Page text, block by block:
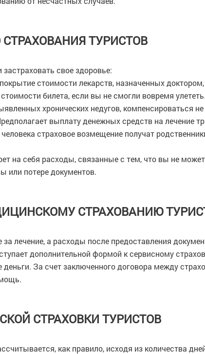
ТУРИСТОВ
свое здоровье:
стоимости лекарств, назначенных
билета, если вы не смогли вовремя
хронических недугов, компенсироваться не
выплату денежных средств на лечение
страховое возмещение получат
на себя расходы, связанные с тем, что вы не
или потере документов.
СТРАХОВАНИЮ
лечение, а расходы после предоставления
дополнительной формой к сервисному
деньги. За счет заключенного договора между
СТРАХОВКИ ТУРИСТОВ
как правило, исходя из количества